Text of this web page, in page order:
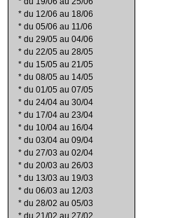
* du 12/06 au 18/06
* du 05/06 au 11/06
* du 29/05 au 04/06
* du 22/05 au 28/05
* du 15/05 au 21/05
* du 08/05 au 14/05
* du 01/05 au 07/05
* du 24/04 au 30/04
* du 17/04 au 23/04
* du 10/04 au 16/04
* du 03/04 au 09/04
* du 27/03 au 02/04
* du 20/03 au 26/03
* du 13/03 au 19/03
* du 06/03 au 12/03
* du 28/02 au 05/03
* du 21/02 au 27/02